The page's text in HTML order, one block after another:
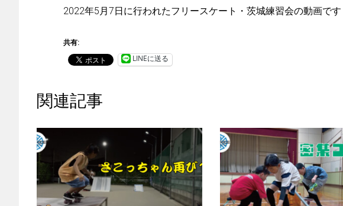
2022年5月7日に行われたフリースケート・茨城練習会の動画です
共有:
LINEに送る
関連記事